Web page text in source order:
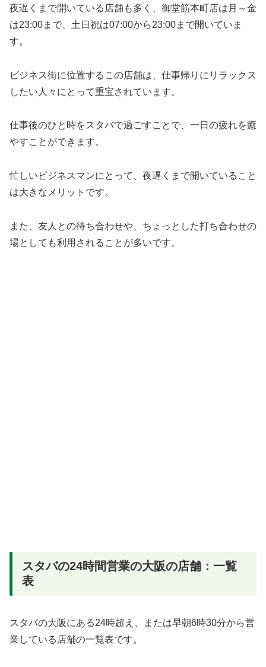
夜遅くまで開いている店舗も多く、御堂筋本町店は月～金
は23:00まで、土日祝は07:00から23:00まで開いていま
す。
ビジネス街に位置するこの店舗は、仕事帰りにリラックス
したい人々にとって重宝されています。
仕事後のひと時をスタバで過ごすことで、一日の疲れを癒
やすことができます。
忙しいビジネスマンにとって、夜遅くまで開いていること
は大きなメリットです。
また、友人との待ち合わせや、ちょっとした打ち合わせの
場としても利用されることが多いです。
スタバの24時間営業の大阪の店舗：一覧
表
スタバの大阪にある24時超え、または早朝6時30分から営
業している店舗の一覧表です。